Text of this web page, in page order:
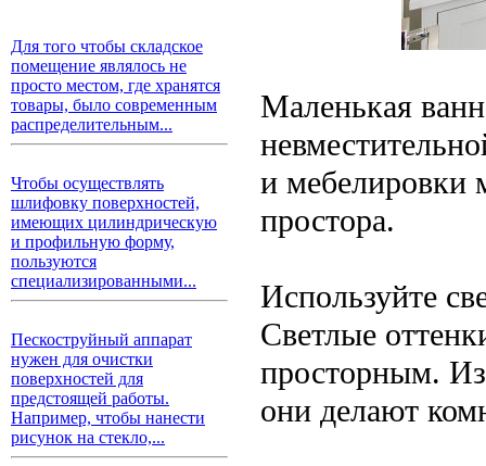
Для того чтобы складское
помещение являлось не
просто местом, где хранятся
товары, было современным
распределительным...
Чтобы осуществлять
шлифовку поверхностей,
имеющих цилиндрическую
и профильную форму,
пользуются
специализированными...
Пескоструйный аппарат
нужен для очистки
поверхностей для
предстоящей работы.
Например, чтобы нанести
рисунок на стекло,...
Маленькая
и мебелировки
простора.
Используйте
Светлые
просторным.
они делают